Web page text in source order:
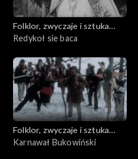
Folklor, zwyczaje i sztuka
ludowa
Redykoł sie baca
Folklor, zwyczaje i sztuka
ludowa
Karnawał Bukowiński